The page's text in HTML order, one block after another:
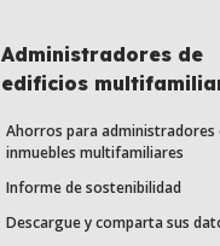
Administradores de
edificios
Ahorros para administradores
inmuebles multifamiliares
Informe de sostenibilidad
Descargue y comparta sus